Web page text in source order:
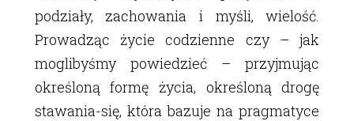
podziały, zachowania i myśli, wielość.
Prowadząc życie codzienne czy – jak
moglibyśmy powiedzieć – przyjmując
określoną formę życia, określoną drogę
stawania-się, która bazuje na pragmatyce